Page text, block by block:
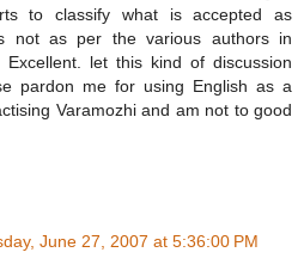
to classify what is accepted as
not as per the various authors in
Excellent. let this kind of discussion
pardon me for using English as a
Varamozhi and am not to good
June 27, 2007 at 5:36:00 PM